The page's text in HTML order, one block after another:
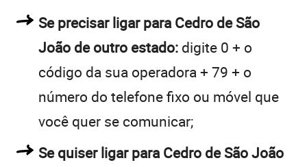
Se precisar ligar para Cedro de São
João de outro estado: digite 0 + o
código da sua operadora + 79 + o
número do telefone fixo ou móvel que
você quer se comunicar;
Se quiser ligar para Cedro de São João